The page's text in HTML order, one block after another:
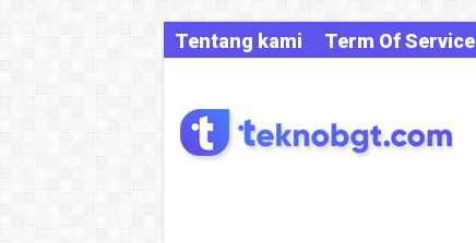
Tentang kami Term Of Service